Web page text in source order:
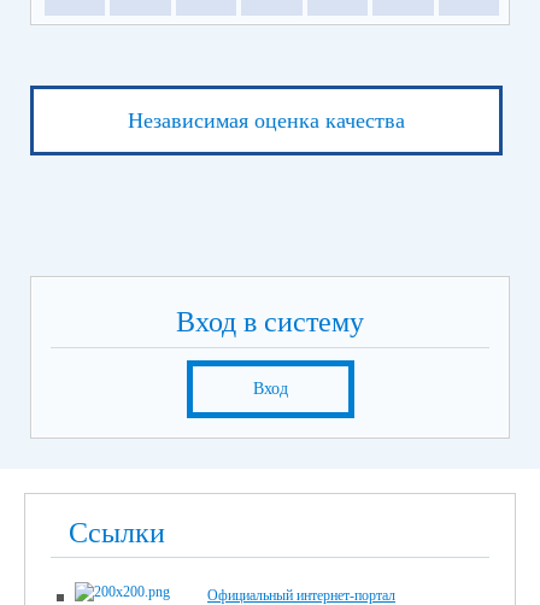
Независимая оценка качества
Вход в систему
Вход
Ссылки
Официальный интернет-портал